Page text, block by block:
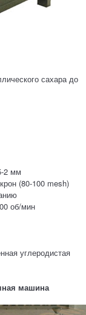
сахара до
2 мм
(80-100 mesh)
об/мин
углеродистая
машина